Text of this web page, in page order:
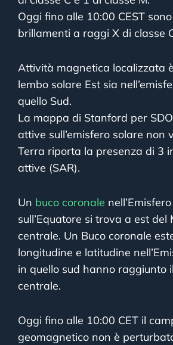
Oggi fino alle 10:00 CEST
brillamenti a raggi X di classe
Attività magnetica localizzata
lembo solare Est sia
quello Sud.
La mappa di Stanford per
attive sull’emisfero solare non
Terra riporta la presenza di 3
attive (SAR).
Un buco coronale
sull’Equatore si trova a est del
centrale. Un Buco coronale
longitudine e latitudine
in quello sud hanno raggiunto
centrale.
Oggi fino alle 10:00 CET il
geomagnetico non è